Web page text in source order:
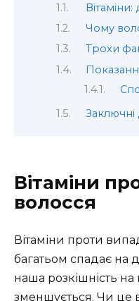
Чому
Трохи
Вітаміни
волосся
Вітаміни проти
багатьом спадає на
наша розкішність на
зменшується. Чи це